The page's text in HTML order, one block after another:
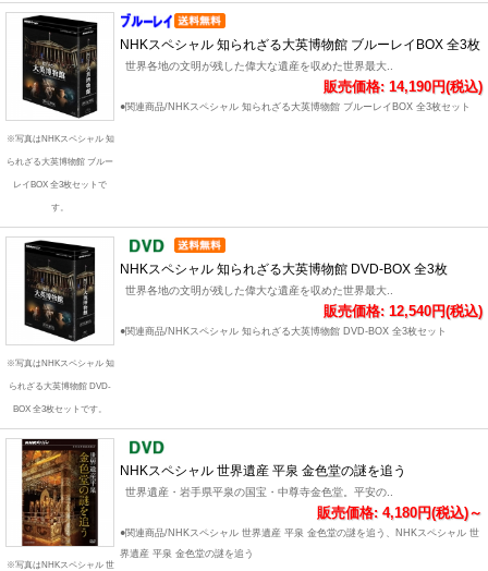
※写真はNHKスペシャル 知
られざる大英博物館 ブルー
レイBOX 全3枚セットで
す。
NHKスペシャル 知られざる大英博物館 ブルーレイBOX 全3枚
世界各地の文明が残した偉大な遺産を収めた世界最大..
販売価格: 14,190円(税込)
●関連商品/NHKスペシャル 知られざる大英博物館 ブルーレイBOX 全3枚セット
※写真はNHKスペシャル 知
られざる大英博物館 DVD-
BOX 全3枚セットです。
NHKスペシャル 知られざる大英博物館 DVD-BOX 全3枚
世界各地の文明が残した偉大な遺産を収めた世界最大..
販売価格: 12,540円(税込)
●関連商品/NHKスペシャル 知られざる大英博物館 DVD-BOX 全3枚セット
※写真はNHKスペシャル 世
NHKスペシャル 世界遺産 平泉 金色堂の謎を追う
世界遺産・岩手県平泉の国宝・中尊寺金色堂。平安の..
販売価格: 4,180円(税込)～
●関連商品/NHKスペシャル 世界遺産 平泉 金色堂の謎を追う、NHKスペシャル 世
界遺産 平泉 金色堂の謎を追う